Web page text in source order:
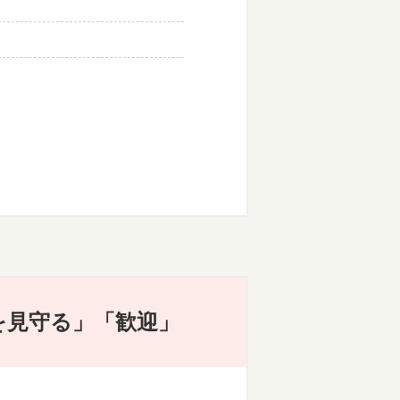
守る」「歓迎」